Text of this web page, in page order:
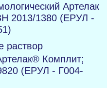
Артелак
2013/1380 (ЕРУЛ -
раствор
Комплит;
(ЕРУЛ - Г004-